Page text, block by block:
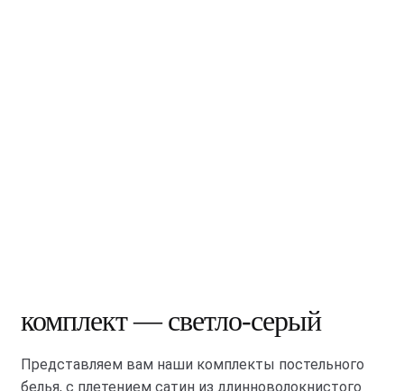
комплект — светло-серый
Представляем вам наши комплекты постельного
белья, с плетением сатин из длинноволокнистого